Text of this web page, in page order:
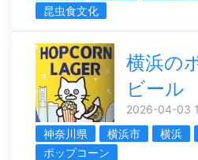
昆虫食文化
横浜の
ビール
2026-04-03
神奈川県
横浜市 横浜
ポップコーン